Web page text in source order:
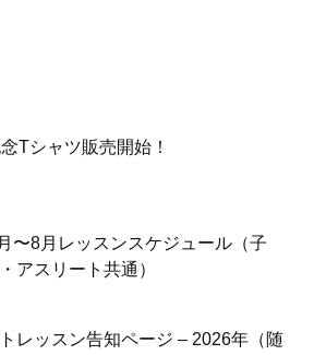
Tシャツ販売開始！
〜8月レッスンスケジュール（子
アスリート共通）
レッスン告知ページ – 2026年（随